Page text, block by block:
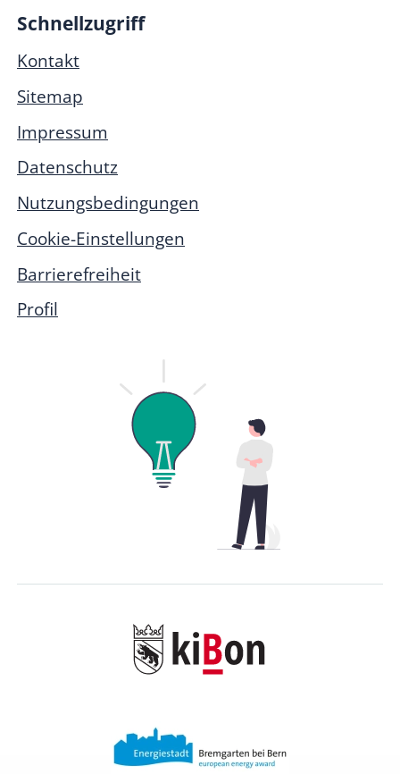
Schnellzugriff
Kontakt
Sitemap
Impressum
Datenschutz
Nutzungsbedingungen
Cookie-Einstellungen
Barrierefreiheit
Profil